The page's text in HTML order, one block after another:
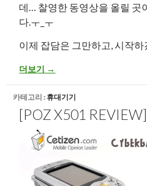
데… 찰영한 동영상을 올릴 곳
다.ㅜ_ㅜ
이제 잡담은 그만하고, 시작
[Poz X501 Review] e1.여러가지
더보기 →
카테고리 : 휴대기기
[POZ X501